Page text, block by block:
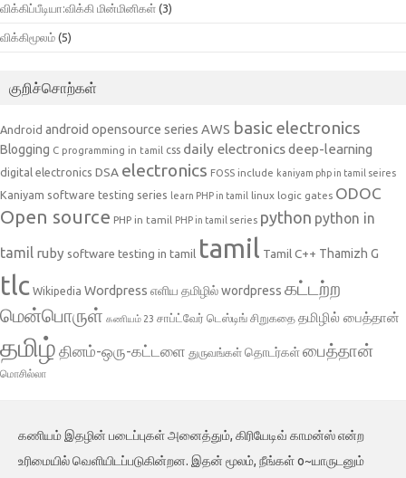
விக்கிப்பீடியா:விக்கி மின்மினிகள் (3)
விக்கிமூலம் (5)
குறிச்சொற்கள்
Android android opensource series AWS basic electronics
Blogging C programming in tamil css daily electronicsdeep-learning
digital electronics DSA electronics FOSS include kaniyam php in tamil seires
Kaniyam software testing series learn PHP in tamil linux logic gates ODOC
Open source PHP in tamil PHP in tamil series python python in
tamil ruby software testing in tamil tamil Tamil C++ Thamizh G
tlc Wikipedia Wordpress எளிய தமிழில் wordpress கட்டற்ற
மென்பொருள் கணியம் 23 சாப்ட்வேர் டெஸ்டிங் சிறுகதை தமிழில் பைத்தான்
தமிழ் தினம்-ஒரு-கட்டளை துருவங்கள் தொடர்கள்பைத்தான்
மொசில்லா
கணியம் இதழின் படைப்புகள் அனைத்தும், கிரியேடிவ் காமன்ஸ் என்ற
உரிமையில் வெளியிடப்படுகின்றன. இதன் மூலம், நீங்கள் o~யாருடனும்